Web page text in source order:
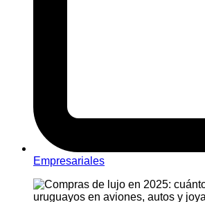
Empresariales